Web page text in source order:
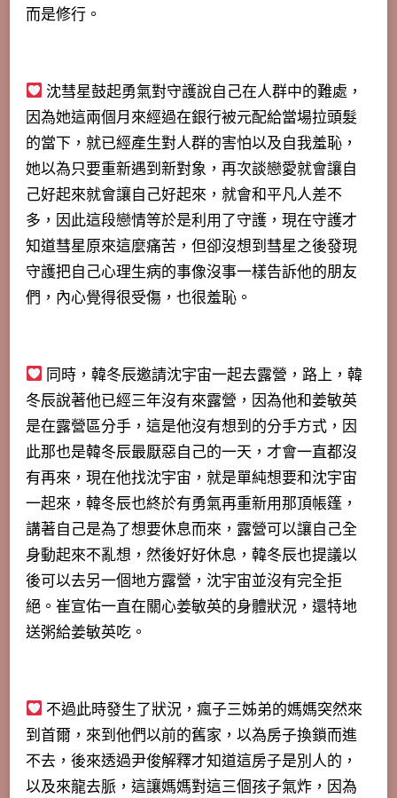
而是修行。
沈彗星鼓起勇氣對守護說自己在人群中的難處，
因為她這兩個月來經過在銀行被元配給當場拉頭髮
的當下，就已經產生對人群的害怕以及自我羞恥，
她以為只要重新遇到新對象，再次談戀愛就會讓自
己好起來就會讓自己好起來，就會和平凡人差不
多，因此這段戀情等於是利用了守護，現在守護才
知道彗星原來這麼痛苦，但卻沒想到彗星之後發現
守護把自己心理生病的事像沒事一樣告訴他的朋友
們，內心覺得很受傷，也很羞恥。
同時，韓冬辰邀請沈宇宙一起去露營，路上，韓
冬辰說著他已經三年沒有來露營，因為他和姜敏英
是在露營區分手，這是他沒有想到的分手方式，因
此那也是韓冬辰最厭惡自己的一天，才會一直都沒
有再來，現在他找沈宇宙，就是單純想要和沈宇宙
一起來，韓冬辰也終於有勇氣再重新用那頂帳篷，
講著自己是為了想要休息而來，露營可以讓自己全
身動起來不亂想，然後好好休息，韓冬辰也提議以
後可以去另一個地方露營，沈宇宙並沒有完全拒
絕。崔宣佑一直在關心姜敏英的身體狀況，還特地
送粥給姜敏英吃。
不過此時發生了狀況，瘋子三姊弟的媽媽突然來
到首爾，來到他們以前的舊家，以為房子換鎖而進
不去，後來透過尹俊解釋才知道這房子是別人的，
以及來龍去脈，這讓媽媽對這三個孩子氣炸，因為